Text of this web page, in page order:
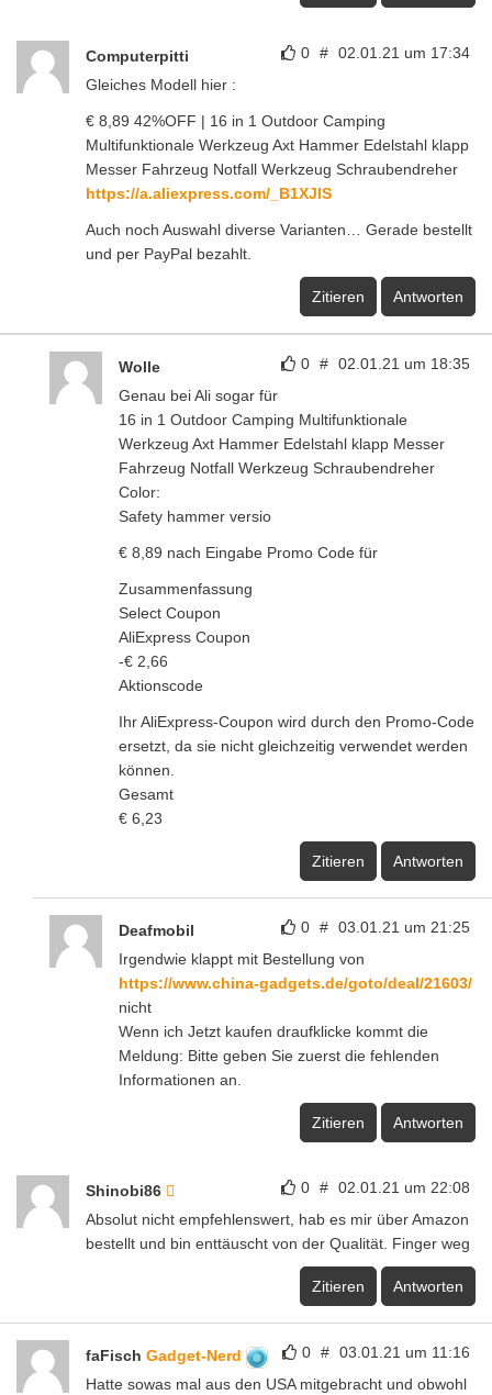
0 # 02.01.21 um 17:34
Computerpitti
Gleiches Modell hier :
€ 8,89 42%OFF | 16 in 1 Outdoor Camping
Multifunktionale Werkzeug Axt Hammer Edelstahl klapp
Messer Fahrzeug Notfall Werkzeug Schraubendreher
https://a.aliexpress.com/_B1XJlS
Auch noch Auswahl diverse Varianten… Gerade bestellt
und per PayPal bezahlt.
Zitieren Antworten
0 # 02.01.21 um 18:35
Wolle
Genau bei Ali sogar für
16 in 1 Outdoor Camping Multifunktionale
Werkzeug Axt Hammer Edelstahl klapp Messer
Fahrzeug Notfall Werkzeug Schraubendreher
Color:
Safety hammer versio
€ 8,89 nach Eingabe Promo Code für
Zusammenfassung
Select Coupon
AliExpress Coupon
-€ 2,66
Aktionscode
Ihr AliExpress-Coupon wird durch den Promo-Code
ersetzt, da sie nicht gleichzeitig verwendet werden
können.
Gesamt
€ 6,23
Zitieren Antworten
0 # 03.01.21 um 21:25
Deafmobil
Irgendwie klappt mit Bestellung von
https://www.china-gadgets.de/goto/deal/21603/
nicht
Wenn ich Jetzt kaufen draufklicke kommt die
Meldung: Bitte geben Sie zuerst die fehlenden
Informationen an.
Zitieren Antworten
0 # 02.01.21 um 22:08
Shinobi86
Absolut nicht empfehlenswert, hab es mir über Amazon
bestellt und bin enttäuscht von der Qualität. Finger weg
Zitieren Antworten
0 # 03.01.21 um 11:16
faFisch Gadget-Nerd
Hatte sowas mal aus den USA mitgebracht und obwohl